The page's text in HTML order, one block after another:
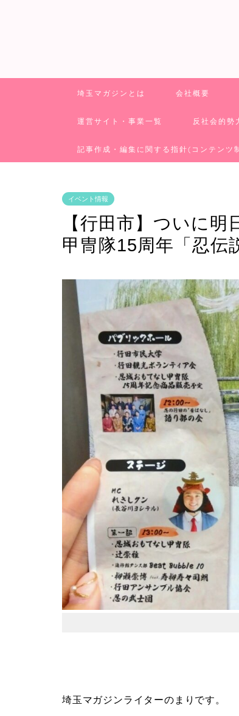
埼玉マガジンとは 会社概要
運営サイト・事業一覧 反社会的勢
記事作成・編集に関する指針(コンテンツ
イベント情報
【行田市】ついに
甲冑隊15周年「忍伝
埼玉マガジンライターのまりです。